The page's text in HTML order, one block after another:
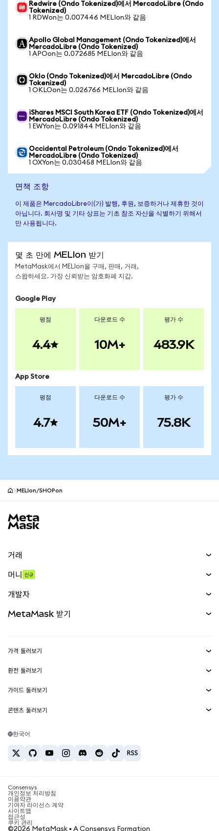
Redwire (Ondo Tokenized)에서 MercadoLibre (Ondo
Tokenized)
1 RDWon는 0.007446 MELIon와 같음
Apollo Global Management (Ondo Tokenized)에서
MercadoLibre (Ondo Tokenized)
1 APOon는 0.072685 MELIon와 같음
Oklo (Ondo Tokenized)에서 MercadoLibre (Ondo
Tokenized)
1 OKLOon는 0.026766 MELIon와 같음
iShares MSCI South Korea ETF (Ondo Tokenized)에서
MercadoLibre (Ondo Tokenized)
1 EWYon는 0.091844 MELIon와 같음
Occidental Petroleum (Ondo Tokenized)에서
MercadoLibre (Ondo Tokenized)
1 OXYon는 0.030458 MELIon와 같음
면책 조항
이 제품은 MercadoLibre이(가) 발행, 후원, 보증하거나 제휴한 것이
아닙니다. 회사명 및 기타 상표는 기초 참조 자산을 식별하기 위해서
만 사용됩니다.
몇 초 만에 MELIon 받기
MetaMask에서 MELIon을 구매, 판매, 거래,
스왑하세요. 가장 신뢰받는 암호화폐 지갑.
Google Play
평점
4.4
다운로드 수
10M+
평가 수
483.9K
App Store
평점
4.7
다운로드 수
50M+
평가 수
75.8K
MELIon/SHOPon
거래
무기한 선물
실물자산
머니 신규
개발자
MetaMask Connect
Snaps
웹3 서비스
MetaMask 받기
보안
고객 지원
채용
가격 둘러보기
이더리움 가격
솔라나 가격
테더 가격
환전 둘러보기
ETH를 USD로 환전
USDT를 INR로 환전
BTC를 INR로 환전
ETH를 USDT로 환전
가이드 둘러보기
ETH 매수
USDT 매수
SHIB 매수
BNB 매수
콘텐츠 둘러보기
솔라나 지갑
암호화폐 세금 뉴스
암호화폐 매수 방법
비트코인 매도 방법
한국어
Consensys
개인정보 처리방침
이용약관
기여자 라이선스 계약
사이트맵
접근성
쿠키 관리
©2026 MetaMask • A Consensys Formation